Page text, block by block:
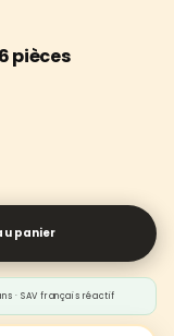
pièces
panier
· SAV français réactif